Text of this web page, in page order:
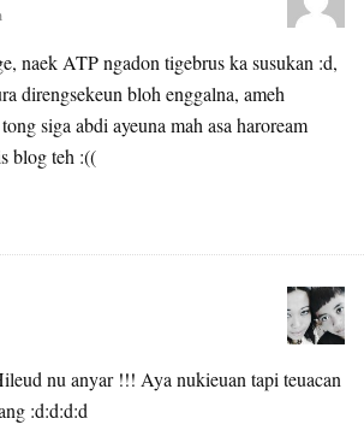
naek ATP ngadon tigebrus ka susukan :d,
direngsekeun bloh enggalna, ameh
siga abdi ayeuna mah asa haroream
blog teh :((
nu anyar !!! Aya nukieuan tapi teuacan
:d:d:d:d